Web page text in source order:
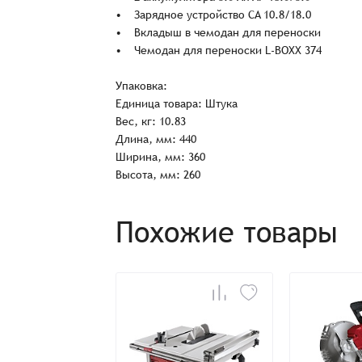
Отправить заявку
Имя*
Детали заказа
Способ оплаты:
Итого:
Распечатать детали заказа
Отправить заявку
• Зарядное устройство CA 10.8/18.0
• Вкладыш в чемодан для переноски
• Чемодан для переноски L-BOXX 374
Упаковка:
Единица товара: Штука
Вес, кг: 10.83
Длина, мм: 440
Ширина, мм: 360
Высота, мм: 260
Похожие товары